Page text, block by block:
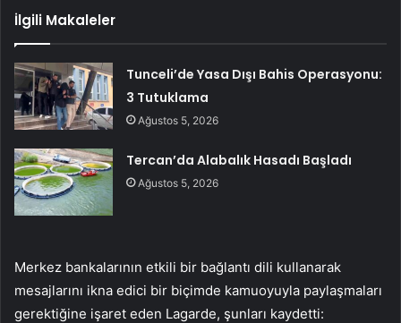
İlgili Makaleler
Tunceli’de Yasa Dışı Bahis Operasyonu:
3 Tutuklama
Ağustos 5, 2026
Tercan’da Alabalık Hasadı Başladı
Ağustos 5, 2026
Merkez bankalarının etkili bir bağlantı dili kullanarak
mesajlarını ikna edici bir biçimde kamuoyuyla paylaşmaları
gerektiğine işaret eden Lagarde, şunları kaydetti: